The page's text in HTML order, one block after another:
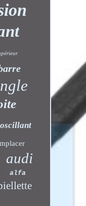
oscillant
audi
alfa